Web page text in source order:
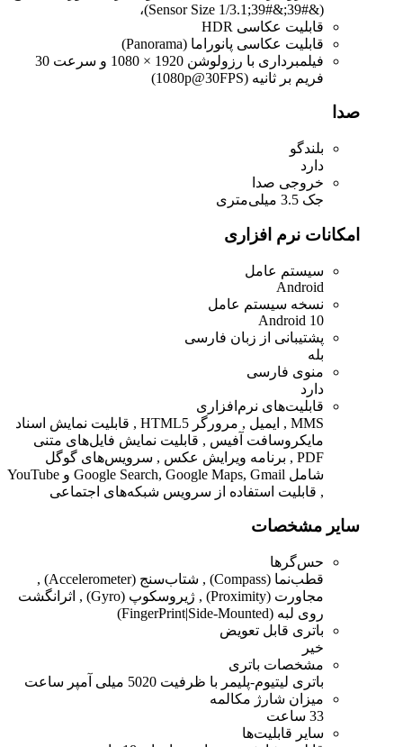
(&#39;&#39;Sensor Size 1/3.1)،
قابلیت عکاسی HDR
قابلیت عکاسی پانوراما (Panorama)
فیلمبرداری با رزولوشن 1920 × 1080 و سرعت 30
فریم بر ثانیه (1080p@30FPS)
صدا
بلندگو
دارد
خروجی صدا
جک 3.5 میلی‌متری
امکانات نرم افزاری
سیستم عامل
Android
نسخه سیستم عامل
Android 10
پشتیبانی از زبان فارسی
بله
منوی فارسی
دارد
قابلیت‌های نرم‌افزاری
MMS , ایمیل , مرورگر HTML5 , قابلیت نمایش اسناد
مایکروسافت آفیس , قابلیت نمایش فایل‌های متنی
PDF , برنامه ویرایش عکس , سرویس‌های گوگل
شامل Google Search, Google Maps, Gmail و YouTube
, قابلیت استفاده از سرویس شبکه‌های اجتماعی
سایر مشخصات
حس‌گرها
قطب‌نما (Compass) , شتاب‌سنج (Accelerometer) ,
مجاورت (Proximity) , ژیروسکوپ (Gyro) , اثرانگشت
روی لبه (FingerPrint|Side-Mounted)
باتری قابل تعویض
خیر
مشخصات باتری
باتری لیتیوم-پلیمر با ظرفیت 5020 میلی آمپر ساعت
میزان شارژ مکالمه
33 ساعت
سایر قابلیت‌ها